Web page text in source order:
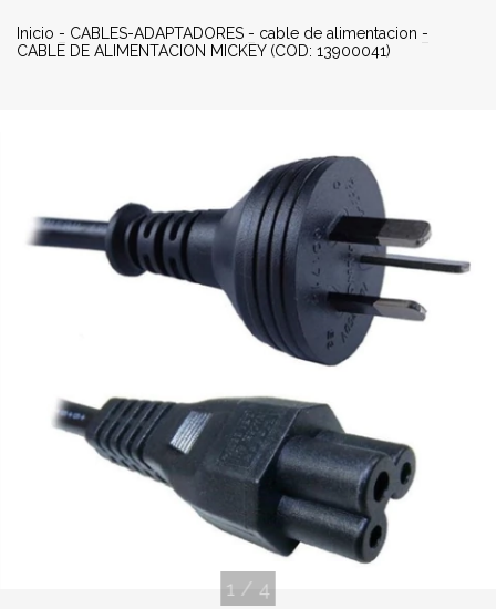
Inicio - CABLES-ADAPTADORES - cable de alimentacion -
CABLE DE ALIMENTACION MICKEY (COD: 13900041)
1 / 4